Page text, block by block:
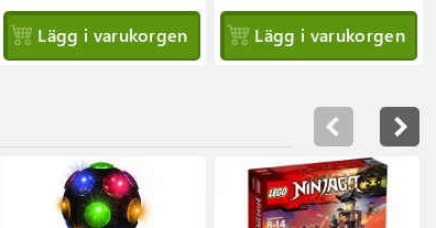
Lägg i varukorgen Lägg i varukorgen